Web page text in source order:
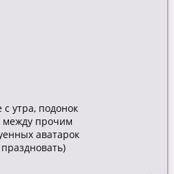
утра, подонок
между прочим
аватарок